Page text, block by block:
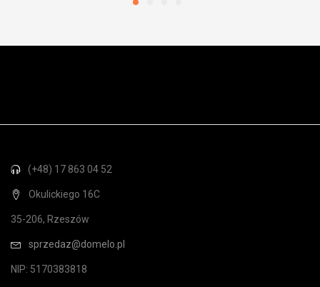
(+48) 17 863 04 52
Okulickiego 16C
35-206, Rzeszów
sprzedaz@domelo.pl
NIP: 5170383818